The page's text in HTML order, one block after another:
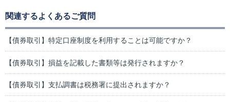
関連するよくあるご質問
【債券取引】特定口座制度を利用することは可能ですか？
【債券取引】損益を記載した書類等は発行されますか？
【債券取引】支払調書は税務署に提出されますか？